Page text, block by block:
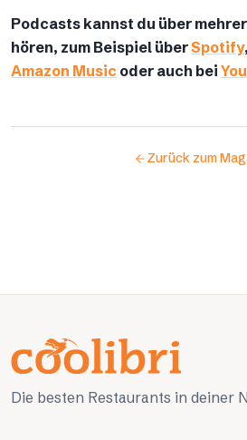
Podcasts kannst du über
hören, zum Beispiel überSpotify,
Amazon Music oder auch bei
Zurück zum
Die besten Restaurants in deiner